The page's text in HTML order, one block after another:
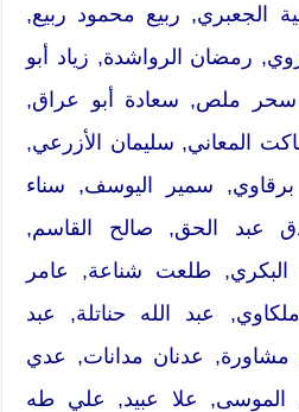
الجعبري, ربيع محمود ربيع,
رمضان الرواشدة, زياد أبو
سحر ملص, سعادة أبو عراق,
المعاني, سليمان الأزرعي,
سمير اليوسف, سناء
عبد الحق, صالح القاسم,
طلعت شناعة, عامر
عبد الله حناتلة, عبد
مشاورة, عدنان مدانات, عدي
الموسى, علا عبيد, علي طه